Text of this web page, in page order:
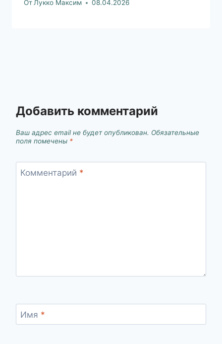
ОтЛукко Максим 08.04.2026
Добавить комментарий
Ваш адрес email не будет опубликован. Обязательные
поля помечены *
Комментарий *
Имя *